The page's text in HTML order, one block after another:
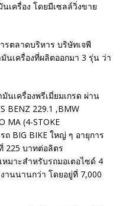
เครื่อง โดยมีเซลล์วิ่งขาย
รตลาดบริหาร บริษัทเจพี
เครื่องที่ผลิตออกมา 3 รุ่น ว่า
มันเครื่องพรีเมี่ยมเกรด ผ่าน
BENZ 229.1 ,BMW
MA (4-STOKE
ถ BIG BIKE ใหญ่ ๆ อายุการ
225 บาทต่อลิตร
เหมาะสำหรับรถมอเตอไซด์ 4
านนานกว่า โดยอยู่ที่ 7,000